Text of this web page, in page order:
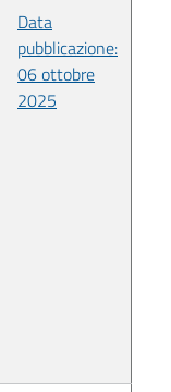
Data
pubblicazione:
06 ottobre
2025